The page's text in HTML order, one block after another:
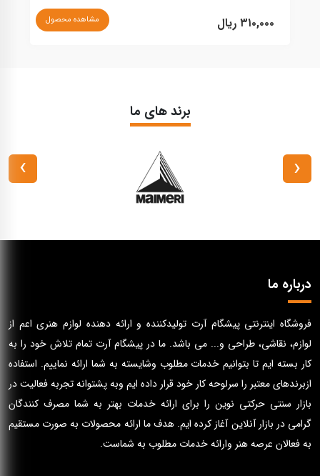
۳۱۰,۰۰۰ ریال مشاهده محصول
برند های ما
‹
›
درباره ما
فروشگاه اینترنتی پیشگام آرت تولیدکننده و ارائه دهنده لوازم هنری اعم از
لوازم، نقاشی، طراحی و... می باشد. ما در پیشگام آرت تمام تلاش خود را به
کار بسته ایم تا بتوانیم خدمات مطلوب وشایسته به شما ارائه نماییم. استفاده
ازبرندهای معتبر را سرلوحه کار خود قرار داده ایم وبه پشتوانه تجربه فعالیت در
بازار سنتی حرکتی نوین را برای ارائه خدمات بهتر به شما مصرف کنندگان
گرامی در بازار آنلاین آغاز کرده ایم. هدف ما ارائه محصولات به صورت مستقیم
به فعالان عرصه هنر وارائه خدمات مطلوب به شماست.